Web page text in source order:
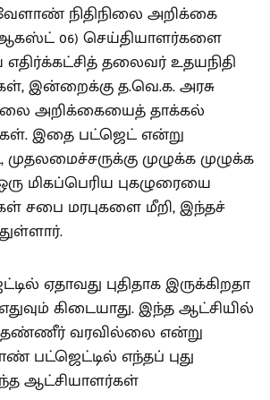
நிதிநிலை அறிக்கை
06) செய்தியாளர்களை
எதிர்க்கட்சித் தலைவர் உதயநிதி
இன்றைக்கு த.வெ.க. அரசு
அறிக்கையைத் தாக்கல்
இதை பட்ஜெட் என்று
முழுக்க முழுக்க
மிகப்பெரிய புகழுரையை
சபை மரபுகளை மீறி, இந்தச்
ஏதாவது புதிதாக இருக்கிறதா
கிடையாது. இந்த ஆட்சியில்
தண்ணீர் வரவில்லை என்று
பட்ஜெட்டில் எந்தப் புது
ஆட்சியாளர்கள்